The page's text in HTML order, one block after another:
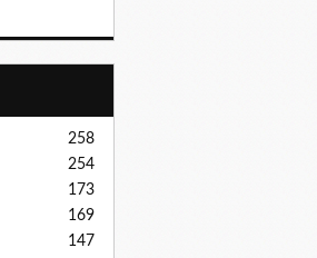
258
254
173
169
147